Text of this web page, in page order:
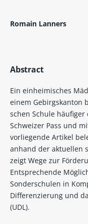
Romain Lanners
Abstract
Ein einheimisches
einem Gebirgskanton
schen Schule häufiger
Schweizer Pass und
vorliegende Artikel
anhand der aktuellen
zeigt Wege zur
Entsprechende
Sonderschulen in
Differenzierung und
(UDL).